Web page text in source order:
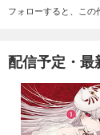
フォローすると、この
配信予定・最